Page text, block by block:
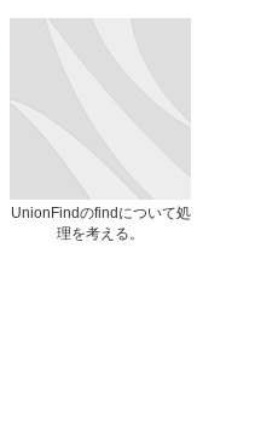
UnionFindのfindについて処
理を考える。